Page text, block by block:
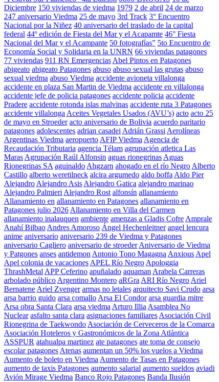
Diciembre 150 viviendas de viedma 1979 2 de abril 24 de marzo
247 aniversario Viedma 25 de mayo 3rd Track 3° Encuentro
Nacional por la Niñez 40 aniversario del traslado de la capital
federal 44º edición de Fiesta del Mar y el Acapamte 46° Fiesta
Nacional del Mar y el Acampante 50 fotografías” 5to Encuentro de
Economía Social y Solidaria en la UNRN 66 viviendas patagones
77 viviendas 911 RN Emergencias Abel Pintos en Patagones
abigeato abigeato Patagones abuso abuso sexual las grutas abuso
sexual viedma abuso Viedma accidente avioneta villalonga
accidente en plaza San Martin de Viedma accidente en villalonga
accidente jefe de policia patagones accidente policia accidente
Pradere accidente rotonda islas malvinas accidente ruta 3 Patagones
accidente villalonga Aceites Vegetales Usados (AVU’s) acto acto 25
de mayo en Stroeder acto aniversario de Bolivia acuerdo paritario
patagones adolescentes adrian casadei Adrián Grassi Aerolíneas
Argentinas Viedma aeropuerto AFIP Viedma Agencia de
Recaudación Tributaria agencia Télam agrupación atletica Las
Maras Agrupación Raúl Alfonsin aguas rionegrinas Aguas
Rionegrinas SA aguinaldo Ahgzarn ahogado en el río Negro Alberto
Castillo alberto weretilneck alcira argumedo aldo boffa Aldo Pier
Alejandro Alejandro Asis Alejandro Gatica alejandro marinao
Alejandro Palmieri Alejandro Rost alfonsín allanamiento
Allanamiento en allanamiento en Patagones allanamiento en
Patagones julio 2026 Allanamiento en Villa del Carmen
allanamiento inalauquen ambiente amenzas a Gladis Cofre Amprale
Anahí Bilbao Andres Amoroso Ángel Hechenleitner angel lencura
anime aniversario aniversario 239 de Viedma y Patagones
aniversario Cagliero aniversario de stroeder Aniversario de Viedma
y Patgones anses antidemon Antonio Tono Magagna Anxious Apel
Apel colonia de vacaciones APEL Río Negro Apologgia
ThrashMetal APP Ceferino apuñalado aquaman Arabela Carreras
arbolado público Argentino Montero aRGra ARI Río Negro Ariel
Bernatene Ariel Zvenger armas no letales arquitecto Savi Crudo arsa
arsa barrio guido arsa comallo Arsa El Condor arsa guardia mitre
Arsa obra Santa Clara arsa viedma Arturo Illia Asamblea No
Nuclear asfalto santa clara asignaciones familiares Asociación Civil
Rionegrina de Taekwondo Asociación de Cerveceros de la Comarca
Asociación Hoteleros y Gastronómicos de la Zona Atlántica
ASSPUR atahualpa martinez ate patagones ate toma de consejo
escolar patagones Atenas aumentan un 50% los vuelos a Viedma
Aumento de boleto en Viedma Aumento de Tasas en Patagones
aumento de taxis Patagones aumento salarial aumento sueldos aviadi
Avión Mirage Viedma Banco Rojo Patagones Banda Ilusión